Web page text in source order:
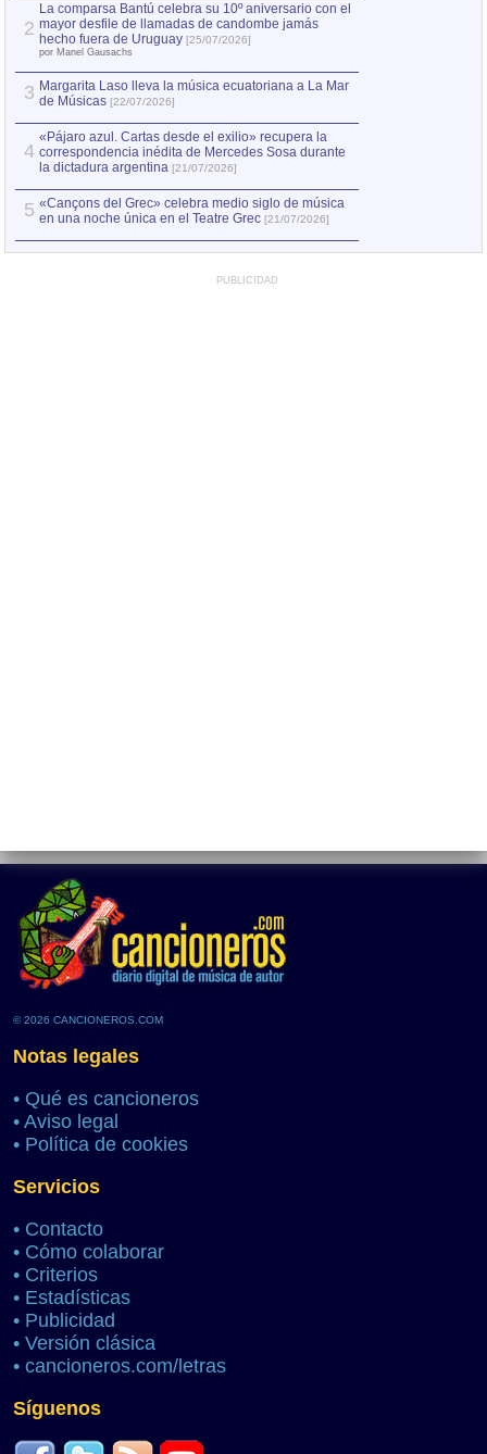
2
La comparsa Bantú celebra su 10º aniversario con el
mayor desfile de llamadas de candombe jamás
hecho fuera de Uruguay [25/07/2026]
por Manel Gausachs
3 Margarita Laso lleva la música ecuatoriana a La Mar
de Músicas [22/07/2026]
4
«Pájaro azul. Cartas desde el exilio» recupera la
correspondencia inédita de Mercedes Sosa durante
la dictadura argentina [21/07/2026]
5 «Cançons del Grec» celebra medio siglo de música
en una noche única en el Teatre Grec [21/07/2026]
PUBLICIDAD
© 2026 CANCIONEROS.COM
Notas legales
• Qué es cancioneros
• Aviso legal
• Política de cookies
Servicios
• Contacto
• Cómo colaborar
• Criterios
• Estadísticas
• Publicidad
• Versión clásica
• cancioneros.com/letras
Síguenos